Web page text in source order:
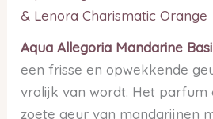
& Lenora Charismatic Orange
Aqua Allegoria Mandarine
een frisse en opwekkende
vrolijk van wordt. Het parfum
zoete geur van mandarijnen